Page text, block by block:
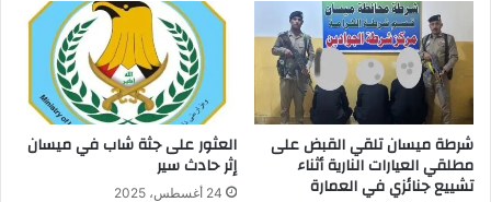
شرطة ميسان تلقي القبض على
مطلقي العيارات النارية أثناء
تشييع جنائزي في العمارة
العثور على جثة شاب في ميسان
إثر حادث سير
24 أغسطس، 2025